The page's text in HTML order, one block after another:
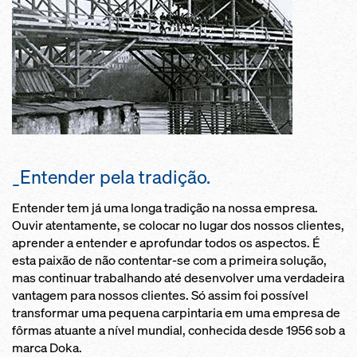
_Entender pela tradição.
Entender tem já uma longa tradição na nossa empresa.
Ouvir atentamente, se colocar no lugar dos nossos clientes,
aprender a entender e aprofundar todos os aspectos. É
esta paixão de não contentar-se com a primeira solução,
mas continuar trabalhando até desenvolver uma verdadeira
vantagem para nossos clientes. Só assim foi possível
transformar uma pequena carpintaria em uma empresa de
fôrmas atuante a nível mundial, conhecida desde 1956 sob a
marca Doka.